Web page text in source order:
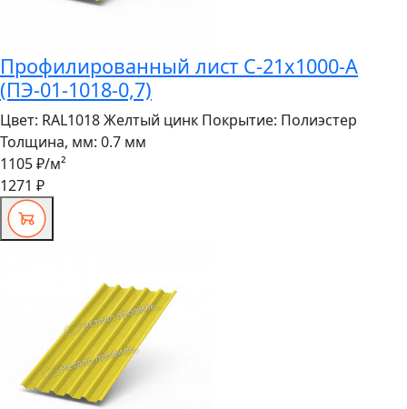
Профилированный лист С-21x1000-A
(ПЭ-01-1018-0,7)
Цвет: RAL1018 Желтый цинк Покрытие: Полиэстер
Толщина, мм: 0.7 мм
1105 ₽/м²
1271 ₽